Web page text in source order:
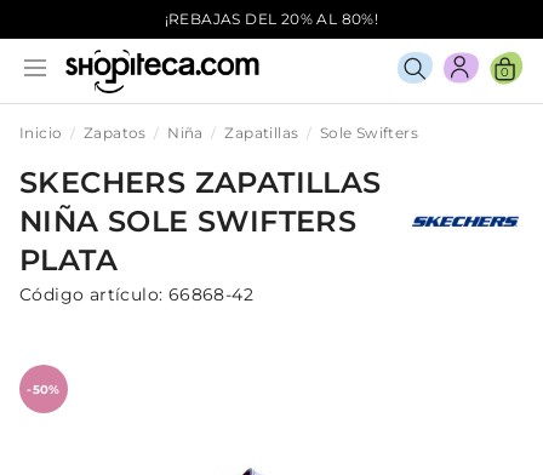
¡REBAJAS DEL 20% AL 80%!
0
Inicio Zapatos Niña Zapatillas Sole Swifters
SKECHERS ZAPATILLAS
NIÑA SOLE SWIFTERS
PLATA
Código artículo: 66868-42
-50%